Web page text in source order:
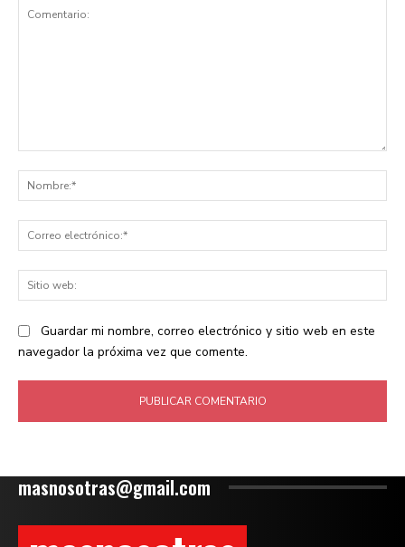
Guardar mi nombre, correo electrónico y sitio web en este
navegador la próxima vez que comente.
masnosotras@gmail.com